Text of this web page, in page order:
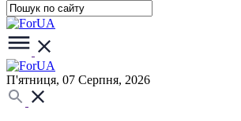
П'ятниця, 07 Серпня, 2026